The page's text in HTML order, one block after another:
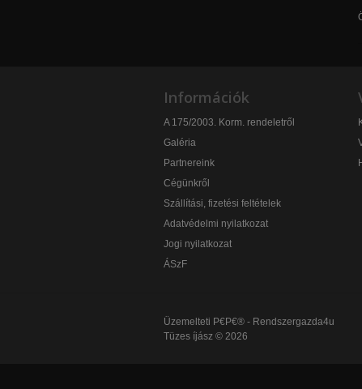
Információk
A 175/2003. Korm. rendeletről
Galéria
Partnereink
Cégünkről
Szállítási, fizetési feltételek
Adatvédelmi nyilatkozat
Jogi nyilatkozat
ÁSzF
Üzemelteti P€P€® - Rendszergazda4u
Tüzes íjász © 2026